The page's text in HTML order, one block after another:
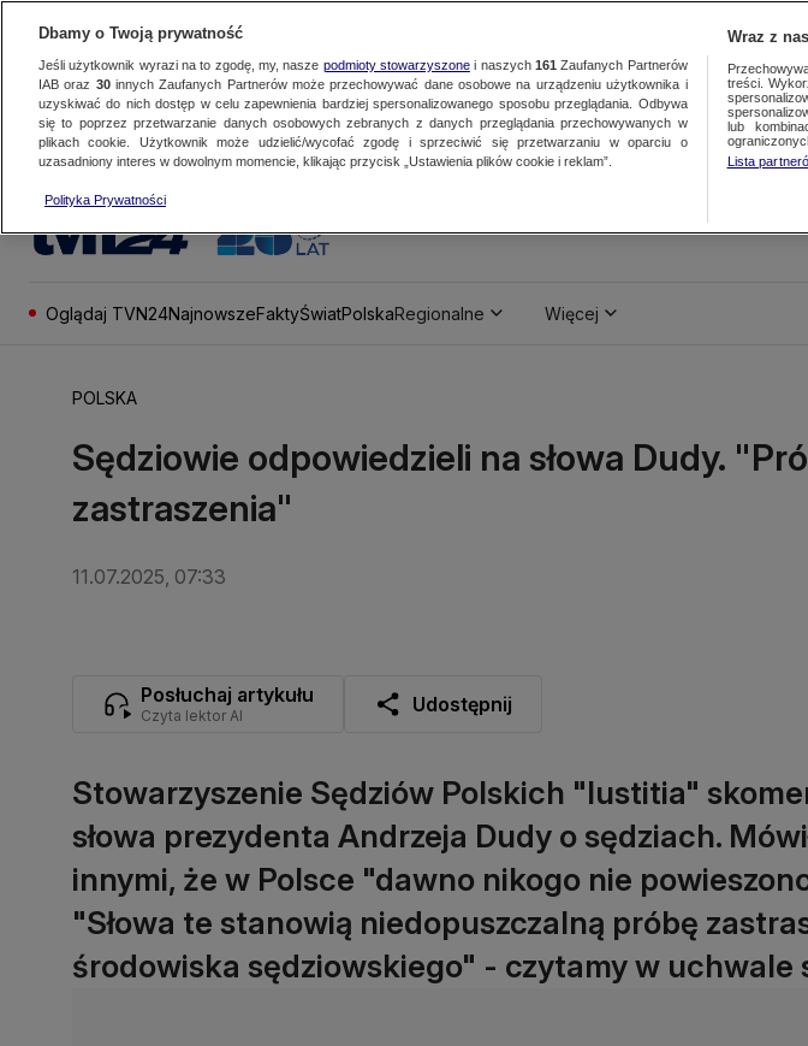
Oglądaj TVN24NajnowszeFaktyŚwiatPolskaRegionalne Więcej
POLSKA
Sędziowie odpowiedzieli na słowa Dudy.
zastraszenia"
11.07.2025, 07:33
Posłuchaj artykułu
Czyta lektor AI Udostępnij
Stowarzyszenie Sędziów Polskich "Iustitia"
słowa prezydenta Andrzeja Dudy o sędziach.
innymi, że w Polsce "dawno nikogo nie
"Słowa te stanowią niedopuszczalną próbę
środowiska sędziowskiego" - czytamy w uchwale
Dbamy o Twoją prywatność
Jeśli użytkownik wyrazi na to zgodę, my, nasze podmioty stowarzyszonei naszych 161 Zaufanych Partnerów
IAB oraz 30innych Zaufanych Partnerów może przechowywać dane osobowe na urządzeniu użytkownika i
uzyskiwać do nich dostęp w celu zapewnienia bardziej spersonalizowanego sposobu przeglądania. Odbywa
się to poprzez przetwarzanie danych osobowych zebranych z danych przeglądania przechowywanych w
plikach cookie. Użytkownik może udzielić/wycofać zgodę i sprzeciwić się przetwarzaniu w oparciu o
uzasadniony interes w dowolnym momencie, klikając przycisk „Ustawienia plików cookie i reklam”.
Polityka Prywatności
Wraz z
treści.
lub
Lista